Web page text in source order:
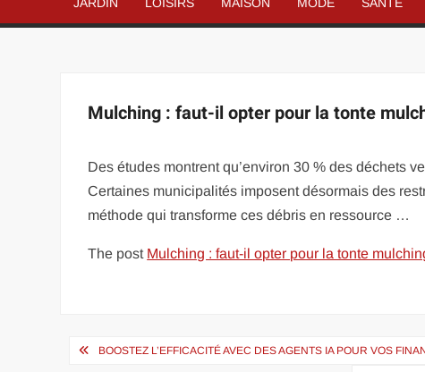
Mulching : faut-il opter pour la tonte
Des études montrent qu’environ 30 % des déchets
Certaines municipalités imposent désormais des
méthode qui transforme ces débris en ressource …
The post Mulching : faut-il opter pour la tonte
Navigation
BOOSTEZ L’EFFICACITÉ AVEC DES AGENTS IA POUR VOS